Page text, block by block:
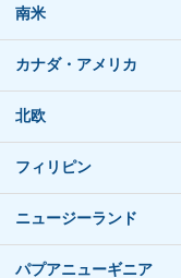
南米
カナダ・アメリカ
北欧
フィリピン
ニュージーランド
パプアニューギニア